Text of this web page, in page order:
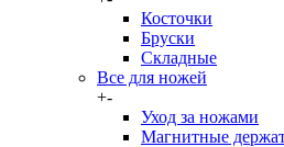
Косточки
Бруски
Складные
Все для ножей
+-
Уход за ножами
Магнитные